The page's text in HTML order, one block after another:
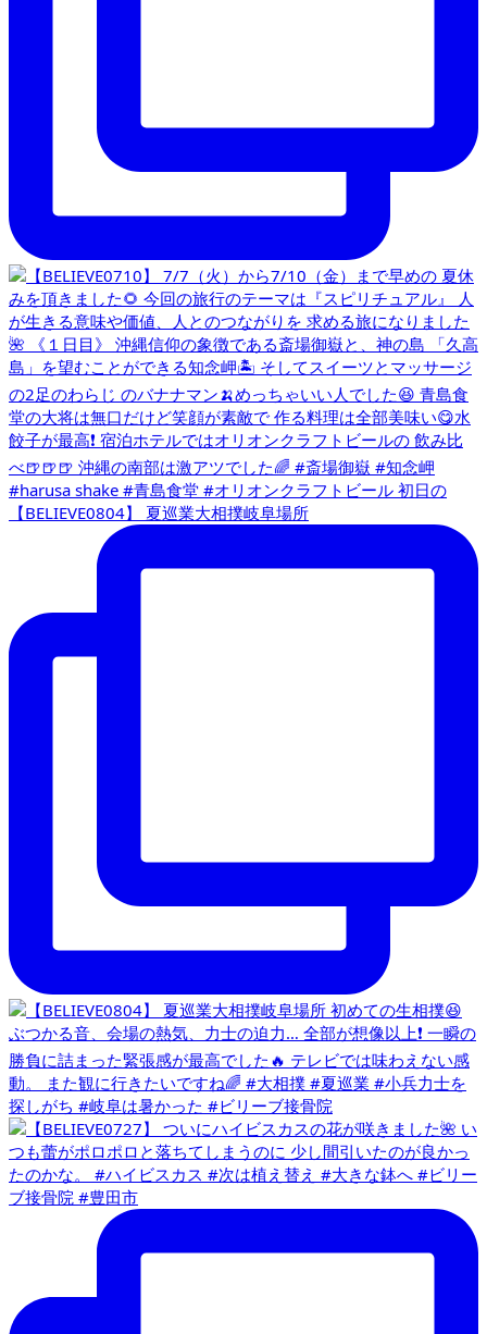
【BELIEVE0804】 夏巡業大相撲岐阜場所